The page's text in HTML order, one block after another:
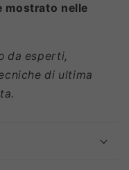
mostrato nelle
da esperti,
di ultima